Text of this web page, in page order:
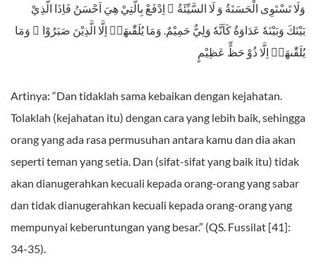
وَلَا تَسْتَوِى الْحَسَنَةُ وَ لَا السَّيِّئَةُ ۗ اِدْفَعْ بِالَّتِيْ هِيَ اَحْسَنُ فَاِذَا الَّذِيْ
بَيْنَكَ وَبَيْنَهٗ عَدَاوَةٌ كَاَنَّهٗ وَلِيٌّ حَمِيْمٌ. وَمَا يُلَقّٰٮهَاۤ اِلَّا الَّذِيْنَ صَبَرُوْا ۚ وَمَا
يُلَقّٰٮهَاۤ اِلَّا ذُوْ حَظٍّ عَظِيْمٍ
Artinya: “Dan tidaklah sama kebaikan dengan kejahatan.
Tolaklah (kejahatan itu) dengan cara yang lebih baik, sehingga
orang yang ada rasa permusuhan antara kamu dan dia akan
seperti teman yang setia. Dan (sifat-sifat yang baik itu) tidak
akan dianugerahkan kecuali kepada orang-orang yang sabar
dan tidak dianugerahkan kecuali kepada orang-orang yang
mempunyai keberuntungan yang besar.” (QS. Fussilat [41]:
34-35).